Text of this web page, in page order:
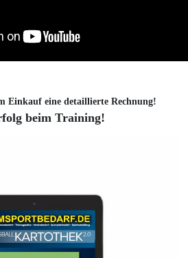
Einkauf eine detaillierte Rechnung!
beim Training!